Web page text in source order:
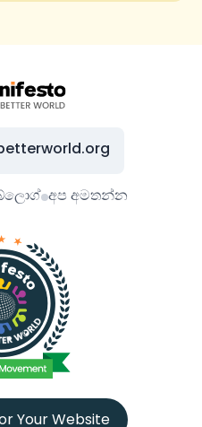
අප අමතන්න
Your Website